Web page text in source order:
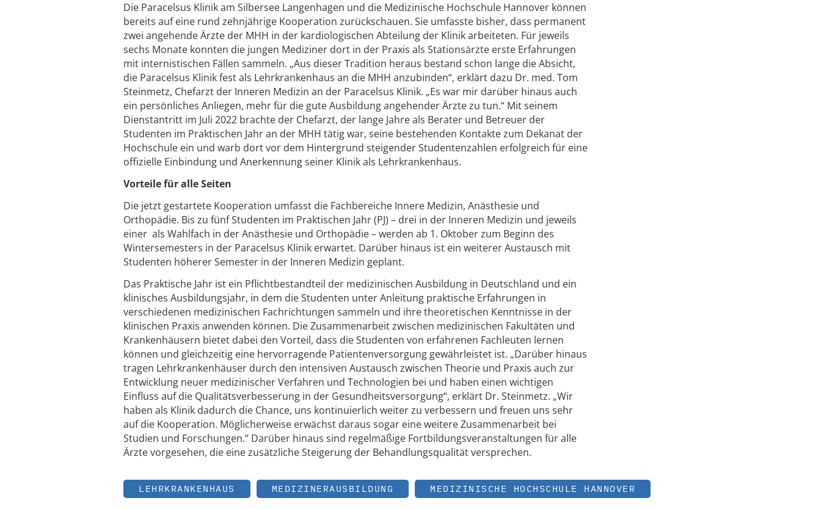
Die Paracelsus Klinik am Silbersee Langenhagen und die Medizinische Hochschule Hannover können
bereits auf eine rund zehnjährige Kooperation zurückschauen. Sie umfasste bisher, dass permanent
zwei angehende Ärzte der MHH in der kardiologischen Abteilung der Klinik arbeiteten. Für jeweils
sechs Monate konnten die jungen Mediziner dort in der Praxis als Stationsärzte erste Erfahrungen
mit internistischen Fällen sammeln. „Aus dieser Tradition heraus bestand schon lange die Absicht,
die Paracelsus Klinik fest als Lehrkrankenhaus an die MHH anzubinden“, erklärt dazu Dr. med. Tom
Steinmetz, Chefarzt der Inneren Medizin an der Paracelsus Klinik. „Es war mir darüber hinaus auch
ein persönliches Anliegen, mehr für die gute Ausbildung angehender Ärzte zu tun.“ Mit seinem
Dienstantritt im Juli 2022 brachte der Chefarzt, der lange Jahre als Berater und Betreuer der
Studenten im Praktischen Jahr an der MHH tätig war, seine bestehenden Kontakte zum Dekanat der
Hochschule ein und warb dort vor dem Hintergrund steigender Studentenzahlen erfolgreich für eine
offizielle Einbindung und Anerkennung seiner Klinik als Lehrkrankenhaus.
Vorteile für alle Seiten
Die jetzt gestartete Kooperation umfasst die Fachbereiche Innere Medizin, Anästhesie und
Orthopädie. Bis zu fünf Studenten im Praktischen Jahr (PJ) – drei in der Inneren Medizin und jeweils
einer als Wahlfach in der Anästhesie und Orthopädie – werden ab 1. Oktober zum Beginn des
Wintersemesters in der Paracelsus Klinik erwartet. Darüber hinaus ist ein weiterer Austausch mit
Studenten höherer Semester in der Inneren Medizin geplant.
Das Praktische Jahr ist ein Pflichtbestandteil der medizinischen Ausbildung in Deutschland und ein
klinisches Ausbildungsjahr, in dem die Studenten unter Anleitung praktische Erfahrungen in
verschiedenen medizinischen Fachrichtungen sammeln und ihre theoretischen Kenntnisse in der
klinischen Praxis anwenden können. Die Zusammenarbeit zwischen medizinischen Fakultäten und
Krankenhäusern bietet dabei den Vorteil, dass die Studenten von erfahrenen Fachleuten lernen
können und gleichzeitig eine hervorragende Patientenversorgung gewährleistet ist. „Darüber hinaus
tragen Lehrkrankenhäuser durch den intensiven Austausch zwischen Theorie und Praxis auch zur
Entwicklung neuer medizinischer Verfahren und Technologien bei und haben einen wichtigen
Einfluss auf die Qualitätsverbesserung in der Gesundheitsversorgung“, erklärt Dr. Steinmetz. „Wir
haben als Klinik dadurch die Chance, uns kontinuierlich weiter zu verbessern und freuen uns sehr
auf die Kooperation. Möglicherweise erwächst daraus sogar eine weitere Zusammenarbeit bei
Studien und Forschungen.“ Darüber hinaus sind regelmäßige Fortbildungsveranstaltungen für alle
Ärzte vorgesehen, die eine zusätzliche Steigerung der Behandlungsqualität versprechen.
LEHRKRANKENHAUS MEDIZINERAUSBILDUNG MEDIZINISCHE HOCHSCHULE HANNOVER